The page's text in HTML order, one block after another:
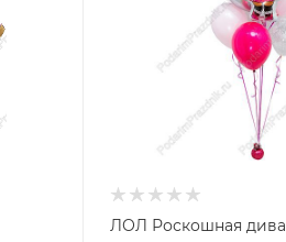
ЛОЛ Роскошная дива